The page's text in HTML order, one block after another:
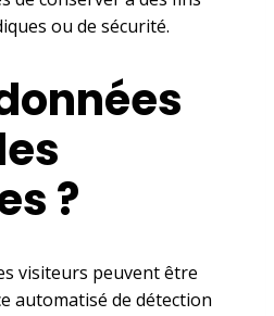
ou de sécurité.
?
visiteurs peuvent être
automatisé de détection